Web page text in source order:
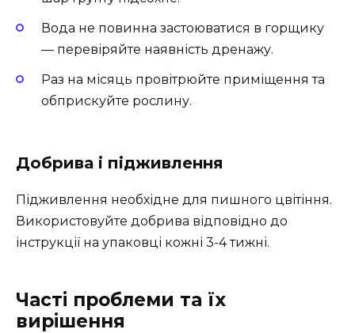
Вода не повинна застоюватися в горщику
— перевіряйте наявність дренажу.
Раз на місяць провітрюйте приміщення та
обприскуйте рослину.
Добрива і підживлення
Підживлення необхідне для пишного цвітіння.
Використовуйте добрива відповідно до
інструкції на упаковці кожні 3-4 тижні.
Часті проблеми та їх
вирішення